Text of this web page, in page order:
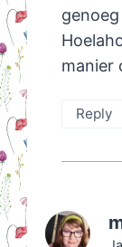
manier
Reply